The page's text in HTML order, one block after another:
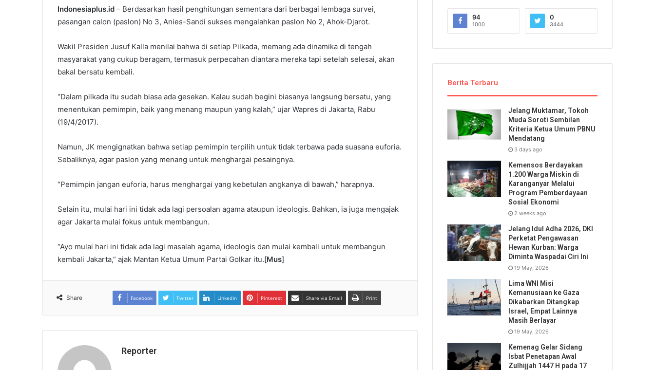
Indonesiaplus.id – Berdasarkan hasil penghitungan sementara dari berbagai lembaga survei,
pasangan calon (paslon) No 3, Anies-Sandi sukses mengalahkan paslon No 2, Ahok-Djarot.
Wakil Presiden Jusuf Kalla menilai bahwa di setiap Pilkada, memang ada dinamika di tengah
masyarakat yang cukup beragam, termasuk perpecahan diantara mereka tapi setelah selesai, akan
bakal bersatu kembali.
“Dalam pilkada itu sudah biasa ada gesekan. Kalau sudah begini biasanya langsung bersatu, yang
menentukan pemimpin, baik yang menang maupun yang kalah,” ujar Wapres di Jakarta, Rabu
(19/4/2017).
Namun, JK mengignatkan bahwa setiap pemimpin terpilih untuk tidak terbawa pada suasana euforia.
Sebaliknya, agar paslon yang menang untuk menghargai pesaingnya.
“Pemimpin jangan euforia, harus menghargai yang kebetulan angkanya di bawah,” harapnya.
Selain itu, mulai hari ini tidak ada lagi persoalan agama ataupun ideologis. Bahkan, ia juga mengajak
agar Jakarta mulai fokus untuk membangun.
“Ayo mulai hari ini tidak ada lagi masalah agama, ideologis dan mulai kembali untuk membangun
kembali Jakarta,” ajak Mantan Ketua Umum Partai Golkar itu.[Mus]
Share Facebook Twitter LinkedIn Pinterest Share via Email Print
Reporter
94
1000
0
3444
Berita Terbaru
Jelang Muktamar, Tokoh
Muda Soroti Sembilan
Kriteria Ketua Umum PBNU
Mendatang
3 days ago
Kemensos Berdayakan
1.200 Warga Miskin di
Karanganyar Melalui
Program Pemberdayaan
Sosial Ekonomi
2 weeks ago
Jelang Idul Adha 2026, DKI
Perketat Pengawasan
Hewan Kurban: Warga
Diminta Waspadai Ciri Ini
19 May, 2026
Lima WNI Misi
Kemanusiaan ke Gaza
Dikabarkan Ditangkap
Israel, Empat Lainnya
Masih Berlayar
19 May, 2026
Kemenag Gelar Sidang
Isbat Penetapan Awal
Zulhijjah 1447 H pada 17